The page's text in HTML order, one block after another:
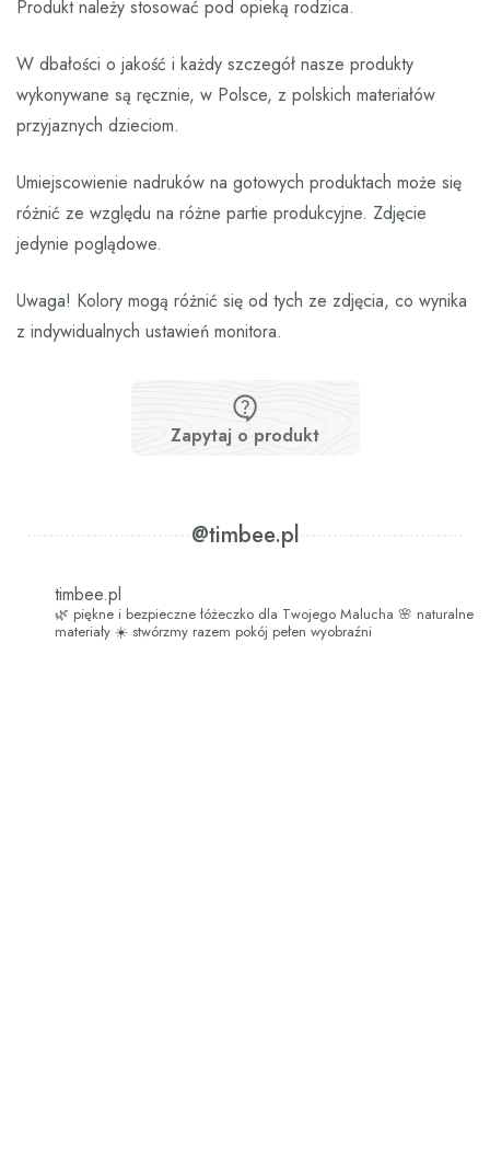
Produkt należy stosować pod opieką rodzica.
W dbałości o jakość i każdy szczegół nasze produkty
wykonywane są ręcznie, w Polsce, z polskich materiałów
przyjaznych dzieciom.
Umiejscowienie nadruków na gotowych produktach może się
różnić ze względu na różne partie produkcyjne. Zdjęcie
jedynie poglądowe.
Uwaga! Kolory mogą różnić się od tych ze zdjęcia, co wynika
z indywidualnych ustawień monitora.
Zapytaj o produkt
@timbee.pl
timbee.pl
🌿 piękne i bezpieczne łóżeczko dla Twojego Malucha 🌸 naturalne
materiały ☀️ stwórzmy razem pokój pełen wyobraźni